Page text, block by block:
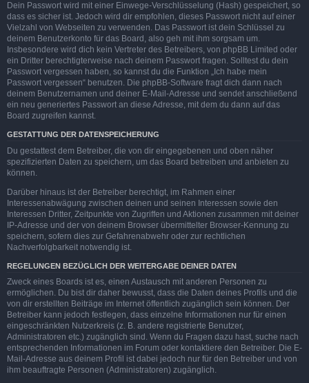
Dein Passwort wird mit einer Einwege-Verschlüsselung (Hash) gespeichert, so
dass es sicher ist. Jedoch wird dir empfohlen, dieses Passwort nicht auf einer
Vielzahl von Webseiten zu verwenden. Das Passwort ist dein Schlüssel zu
deinem Benutzerkonto für das Board, also geh mit ihm sorgsam um.
Insbesondere wird dich kein Vertreter des Betreibers, von phpBB Limited oder
ein Dritter berechtigterweise nach deinem Passwort fragen. Solltest du dein
Passwort vergessen haben, so kannst du die Funktion „Ich habe mein
Passwort vergessen“ benutzen. Die phpBB-Software fragt dich dann nach
deinem Benutzernamen und deiner E-Mail-Adresse und sendet anschließend
ein neu generiertes Passwort an diese Adresse, mit dem du dann auf das
Board zugreifen kannst.
GESTATTUNG DER DATENSPEICHERUNG
Du gestattest dem Betreiber, die von dir eingegebenen und oben näher
spezifizierten Daten zu speichern, um das Board betreiben und anbieten zu
können.
Darüber hinaus ist der Betreiber berechtigt, im Rahmen einer
Interessenabwägung zwischen deinen und seinen Interessen sowie den
Interessen Dritter, Zeitpunkte von Zugriffen und Aktionen zusammen mit deiner
IP-Adresse und der von deinem Browser übermittelter Browser-Kennung zu
speichern, sofern dies zur Gefahrenabwehr oder zur rechtlichen
Nachverfolgbarkeit notwendig ist.
REGELUNGEN BEZÜGLICH DER WEITERGABE DEINER DATEN
Zweck eines Boards ist es, einen Austausch mit anderen Personen zu
ermöglichen. Du bist dir daher bewusst, dass die Daten deines Profils und die
von dir erstellten Beiträge im Internet öffentlich zugänglich sein können. Der
Betreiber kann jedoch festlegen, dass einzelne Informationen nur für einen
eingeschränkten Nutzerkreis (z. B. andere registrierte Benutzer,
Administratoren etc.) zugänglich sind. Wenn du Fragen dazu hast, suche nach
entsprechenden Informationen im Forum oder kontaktiere den Betreiber. Die E-
Mail-Adresse aus deinem Profil ist dabei jedoch nur für den Betreiber und von
ihm beauftragte Personen (Administratoren) zugänglich.